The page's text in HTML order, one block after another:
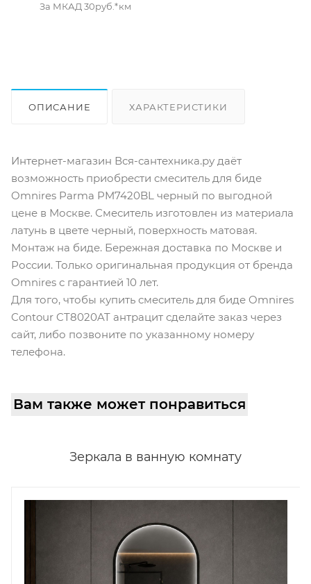
За МКАД 30руб.*км
ОПИСАНИЕ ХАРАКТЕРИСТИКИ
Интернет-магазин Вся-сантехника.ру даёт
возможность приобрести cмеситель для биде
Omnires Parma PM7420BL черный по выгодной
цене в Москве. Смеситель изготовлен из материала
латунь в цвете черный, поверхность матовая.
Монтаж на биде. Бережная доставка по Москве и
России. Только оригинальная продукция от бренда
Omnires с гарантией 10 лет.
Для того, чтобы купить смеситель для биде Omnires
Contour CT8020AT антрацит сделайте заказ через
сайт, либо позвоните по указанному номеру
телефона.
Вам также может понравиться
Зеркала в ванную комнату